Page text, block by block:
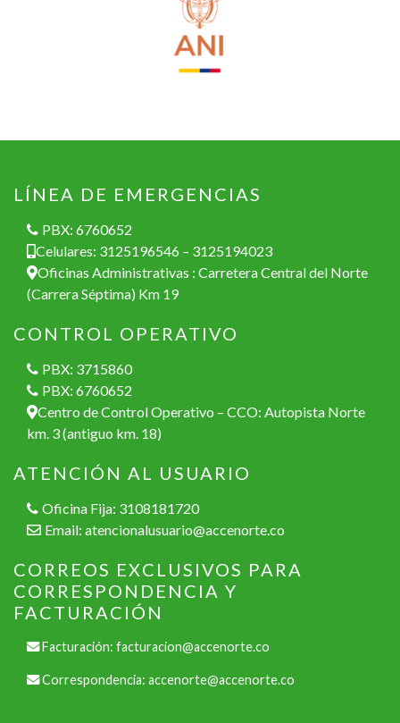
LÍNEA DE EMERGENCIAS
PBX: 6760652
Celulares: 3125196546 – 3125194023
Oficinas Administrativas : Carretera Central del Norte
(Carrera Séptima) Km 19
CONTROL OPERATIVO
PBX: 3715860
PBX: 6760652
Centro de Control Operativo – CCO: Autopista Norte
km. 3 (antiguo km. 18)
ATENCIÓN AL USUARIO
Oficina Fija: 3108181720
Email: atencionalusuario@accenorte.co
CORREOS EXCLUSIVOS PARA
CORRESPONDENCIA Y
FACTURACIÓN
Facturación: facturacion@accenorte.co
Correspondencia: accenorte@accenorte.co